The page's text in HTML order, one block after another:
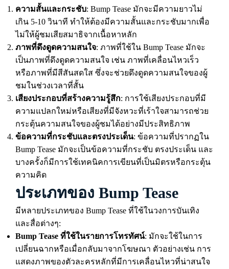
ความสั้นและกระชับ: Bump Tease มักจะมีความยาวไม่
เกิน 5-10 วินาที ทำให้ต้องมีความสั้นและกระชับมากเพื่อ
ไม่ให้ผู้ชมเสียสมาธิจากเนื้อหาหลัก
ภาพที่ดึงดูดความสนใจ: ภาพที่ใช้ใน Bump Tease มักจะ
เป็นภาพที่ดึงดูดความสนใจ เช่น ภาพที่เคลื่อนไหวเร็ว
หรือภาพที่มีสีสันสดใส ซึ่งจะช่วยดึงดูดความสนใจของผู้
ชมในช่วงเวลาที่สั้น
เสียงประกอบที่สร้างความรู้สึก: การใช้เสียงประกอบที่มี
ความแปลกใหม่หรือเสียงที่มีจังหวะที่เร้าใจสามารถช่วย
กระตุ้นความสนใจของผู้ชมได้อย่างมีประสิทธิภาพ
ข้อความที่กระชับและตรงประเด็น: ข้อความที่ปรากฏใน
Bump Tease มักจะเป็นข้อความที่กระชับ ตรงประเด็น และ
บางครั้งก็มีการใช้เทคนิคการเขียนที่เป็นมิตรหรือกระตุ้น
ความคิด
ประเภทของ Bump Tease
มีหลายประเภทของ Bump Tease ที่ใช้ในวงการบันเทิง
และสื่อต่างๆ:
Bump Tease ที่ใช้ในรายการโทรทัศน์: มักจะใช้ในการ
เปลี่ยนฉากหรือเมื่อกลับมาจากโฆษณา ตัวอย่างเช่น การ
แสดงภาพของตัวละครหลักที่มีการเคลื่อนไหวที่น่าสนใจ